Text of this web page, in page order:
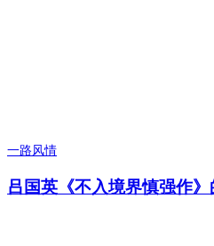
一路风情
吕国英《不入境界慎强作